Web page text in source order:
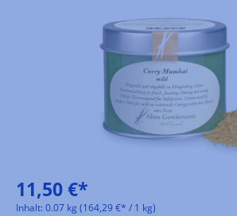
11,50 €*
Inhalt: 0.07 kg (164,29 €* / 1 kg)